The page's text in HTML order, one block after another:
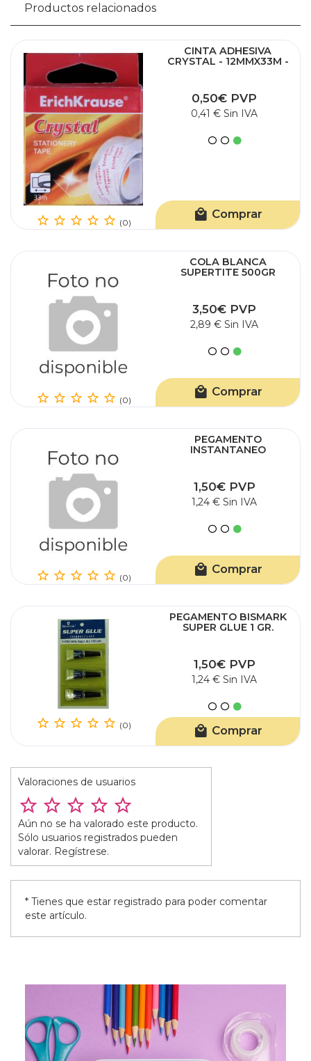
Productos relacionados
(0)
CINTA ADHESIVA
CRYSTAL - 12MMX33M -
0,50€ PVP
0,41 € Sin IVA
Comprar
(0)
COLA BLANCA
SUPERTITE 500GR
3,50€ PVP
2,89 € Sin IVA
Comprar
(0)
PEGAMENTO
INSTANTANEO
1,50€ PVP
1,24 € Sin IVA
Comprar
(0)
PEGAMENTO BISMARK
SUPER GLUE 1 GR.
1,50€ PVP
1,24 € Sin IVA
Comprar
Valoraciones de usuarios
Aún no se ha valorado este producto.
Sólo usuarios registrados pueden
valorar. Regístrese.
* Tienes que estar registrado para poder comentar
este artículo.